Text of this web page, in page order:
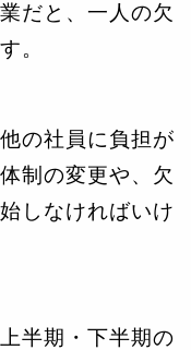
だと、一人の欠
。
の社員に負担が
制の変更や、欠
しなければいけ
半期・下半期の